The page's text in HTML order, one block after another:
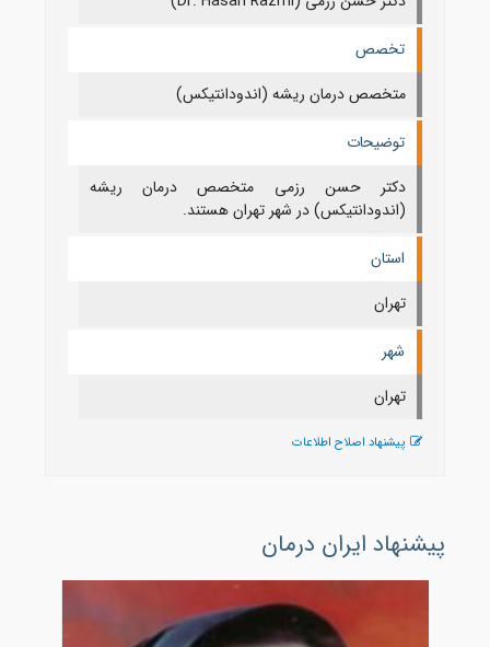
تخصص
متخصص درمان ریشه (اندودانتیکس)
توضیحات
دکتر حسن رزمی متخصص درمان ریشه
(اندودانتیکس) در شهر تهران هستند.
استان
تهران
شهر
تهران
پیشنهاد اصلاح اطلاعات
پیشنهاد ایران درمان